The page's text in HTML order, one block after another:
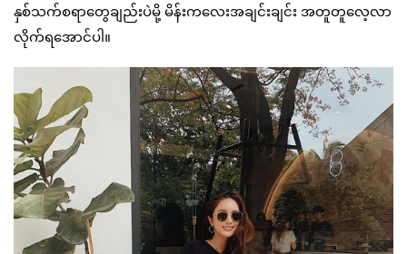
နှစ်သက်စရာတွေချည်းပဲမို့ မိန်းကလေးအချင်းချင်း အတူတူလေ့လာ
လိုက်ရအောင်ပါ။